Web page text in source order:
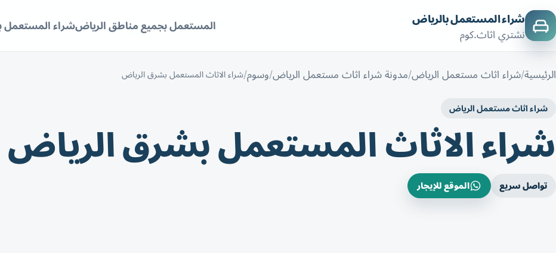
شراء المستعمل بالرياض
نشتري اثاث.كوم
المستعمل بجميع مناطق الرياضشراء المستعمل
الرئيسية شراء اثاث مستعمل الرياض مدونة شراء اثاث مستعمل الرياض وسوم شراء الاثاث المستعمل بشرق الرياض
شراء اثاث مستعمل الرياض
شراء الاثاث المستعمل بشرق الرياض
تواصل سريع الموقع للإيجار